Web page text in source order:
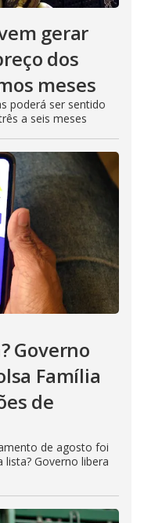
gerar
dos
meses
poderá ser sentido
a seis meses
Governo
Família
de
de agosto foi
lista? Governo libera